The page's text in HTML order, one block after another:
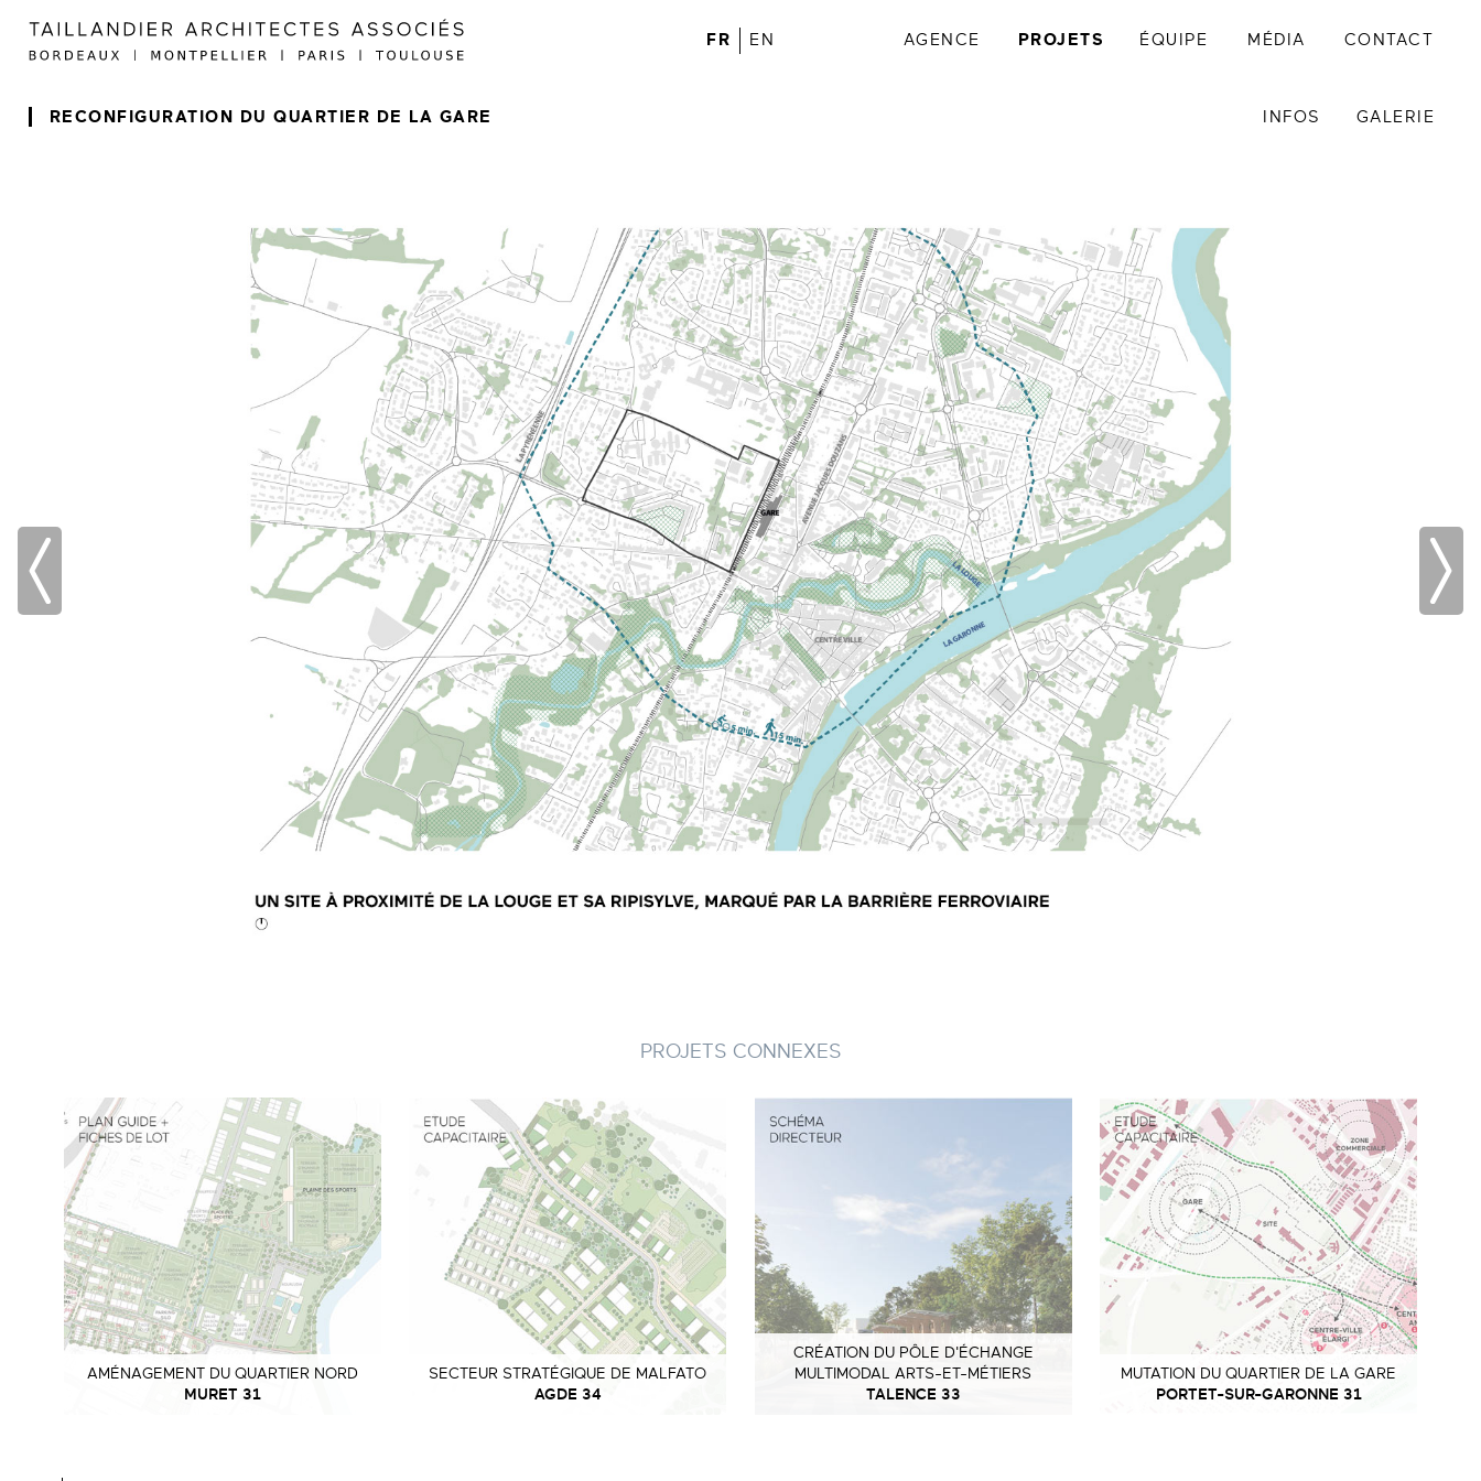
FR EN AGENCE PROJETS ÉQUIPE MÉDIA CONTACT
RECONFIGURATION DU QUARTIER DE LA GARE INFOS GALERIE
PROJETS CONNEXES
AMÉNAGEMENT DU QUARTIER NORD
MURET 31
SECTEUR STRATÉGIQUE DE MALFATO
AGDE 34
CRÉATION DU PÔLE D'ÉCHANGE
MULTIMODAL ARTS-ET-MÉTIERS
TALENCE 33
MUTATION DU QUARTIER DE LA GARE
PORTET-SUR-GARONNE 31